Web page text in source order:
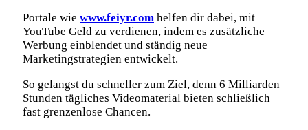
Portale wie www.feiyr.com helfen dir dabei, mit
YouTube Geld zu verdienen, indem es zusätzliche
Werbung einblendet und ständig neue
Marketingstrategien entwickelt.
So gelangst du schneller zum Ziel, denn 6 Milliarden
Stunden tägliches Videomaterial bieten schließlich
fast grenzenlose Chancen.